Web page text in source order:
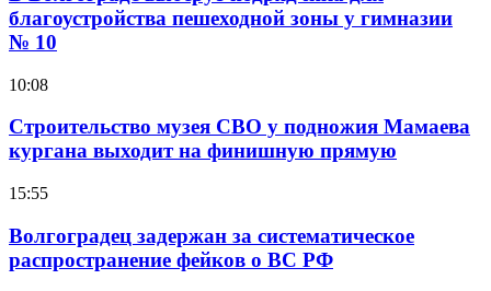
благоустройства пешеходной зоны у гимназии
№ 10
10:08
Строительство музея СВО у подножия Мамаева
кургана выходит на финишную прямую
15:55
Волгоградец задержан за систематическое
распространение фейков о ВС РФ